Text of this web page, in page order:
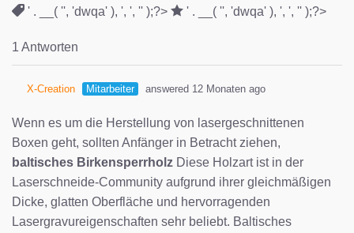
' . __( '', 'dwqa' ), ', ', '' );?> ' . __( '', 'dwqa' ), ', ', '' );?>
1 Antworten
X-Creation Mitarbeiter answered 12 Monaten ago
Wenn es um die Herstellung von lasergeschnittenen
Boxen geht, sollten Anfänger in Betracht ziehen,
baltisches Birkensperrholz Diese Holzart ist in der
Laserschneide-Community aufgrund ihrer gleichmäßigen
Dicke, glatten Oberfläche und hervorragenden
Lasergravureigenschaften sehr beliebt. Baltisches